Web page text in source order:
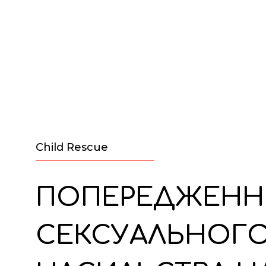
Child Rescue